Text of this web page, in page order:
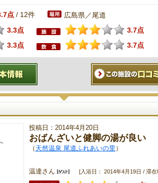
点 / 12件 広島県／尾道
3.3点
3.7点
3.3点
3.7点
投稿日：2014年4月20日
おばんざいと健脚の湯が良い
（ 天然温泉 尾道ふれあいの里 ）
温達さん [入浴日： 2014年4月19日 / 滞